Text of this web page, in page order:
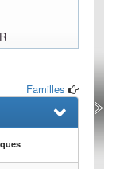
Familles